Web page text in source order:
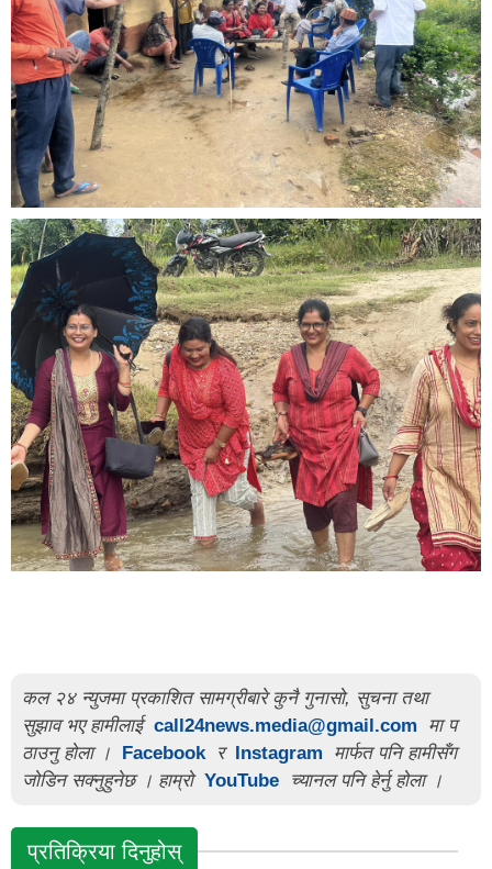
कल २४ न्युजमा प्रकाशित सामग्रीबारे कुनै गुनासो, सुचना तथा
सुझाव भए हामीलाई call24news.media@gmail.com
मा प
ठाउनु होला ।
Facebook र Instagram
मार्फत पनि हामीसँग
जोडिन सक्नुहुनेछ । हाम्रो YouTube च्यानल पनि हेर्नु होला ।
प्रतिक्रिया दिनुहोस्